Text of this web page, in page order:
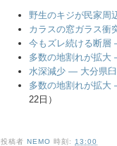
野生のキジが民家
カラスの窓ガラス
今もズレ続ける断
多数の地割れが拡
水深減少 ― 大分県
多数の地割れが拡大
22日）
投稿者NEMO 時刻: 13:00